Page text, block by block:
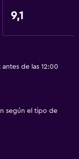
9,1
de las 12:00
según el tipo de